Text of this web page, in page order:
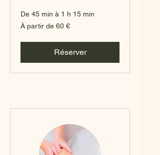
De 45 min à 1 h 15 min
À
partir
À partir de 60 €
Réserver